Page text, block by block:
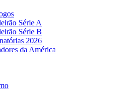
Série A
Série B
2026
da América